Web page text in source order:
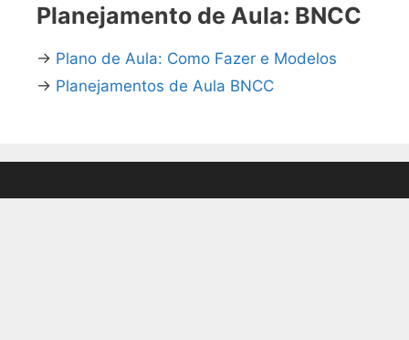
Planejamento de Aula: BNCC
→ Plano de Aula: Como Fazer e Modelos
→ Planejamentos de Aula BNCC